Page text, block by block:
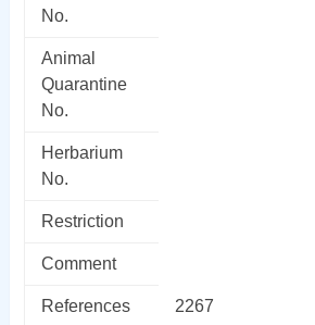
No.
Animal
Quarantine
No.
Herbarium
No.
Restriction
Comment
References 2267